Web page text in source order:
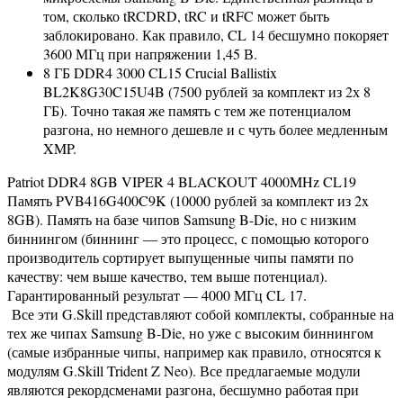
том, сколько tRCDRD, tRC и tRFC может быть
заблокировано. Как правило, CL 14 бесшумно покоряет
3600 МГц при напряжении 1,45 В.
8 ГБ DDR4 3000 CL15 Crucial Ballistix
BL2K8G30C15U4B (7500 рублей за комплект из 2х 8
ГБ). Точно такая же память с тем же потенциалом
разгона, но немного дешевле и с чуть более медленным
XMP.
Patriot DDR4 8GB VIPER 4 BLACKOUT 4000MHz CL19
Память PVB416G400C9K (10000 рублей за комплект из 2x
8GB). Память на базе чипов Samsung B-Die, но с низким
биннингом (биннинг — это процесс, с помощью которого
производитель сортирует выпущенные чипы памяти по
качеству: чем выше качество, тем выше потенциал).
Гарантированный результат — 4000 МГц CL 17.
Все эти G.Skill представляют собой комплекты, собранные на
тех же чипах Samsung B-Die, но уже с высоким биннингом
(самые избранные чипы, например как правило, относятся к
модулям G.Skill Trident Z Neo). Все предлагаемые модули
являются рекордсменами разгона, бесшумно работая при